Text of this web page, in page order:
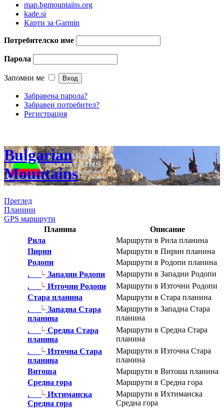
map.bgmountains.org
kade.si
Карти за Garmin
Потребителско име
Парола
Запомни ме
Забравена парола?
Забравен потребител?
Регистрация
Bulgarian
Mountains
Преглед
Планини
GPS маршрути
Планина
Описание
Рила
Маршрути в Рила планина
Пирин
Маршрути в Пирин планина
Родопи
Маршрути в Родопи планина
.
|_ Западни Родопи
Маршрути в Западни Родопи
.
|_ Източни Родопи
Маршрути в Източни Родопи
Стара планина
Маршрути в Стара планина
.
|_
Западна Стара
планина
Маршрути в Западна Стара
планина
.
|_
Средна Стара
планина
Маршрути в Средна Стара
планина
.
|_
Източна Стара
планина
Маршрути в Източна Стара
планина
Витоша
Маршрути в Витоша планина
Средна гора
Маршрути в Средна гора
.
|_
Ихтиманска
Средна гора
Маршрути в Ихтиманска
Средна гора